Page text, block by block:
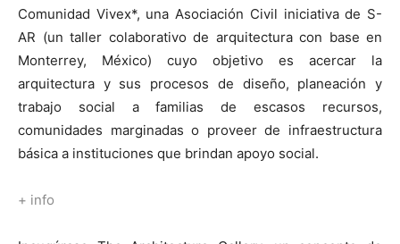
Comunidad Vivex*, una Asociación Civil iniciativa de S-
AR (un taller colaborativo de arquitectura con base en
Monterrey, México) cuyo objetivo es acercar la
arquitectura y sus procesos de diseño, planeación y
trabajo social a familias de escasos recursos,
comunidades marginadas o proveer de infraestructura
básica a instituciones que brindan apoyo social.
+ info